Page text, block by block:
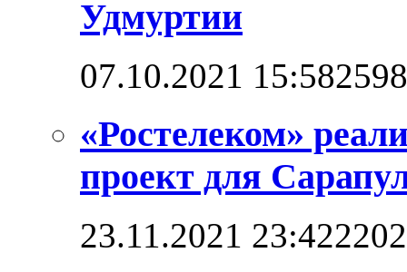
Удмуртии
07.10.2021 15:58
«Ростелеком»
проект для
23.11.2021 23:42